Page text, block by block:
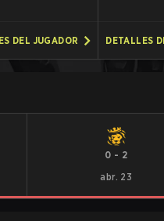
DEL JUGADOR DETALLES
0 - 2
abr. 23